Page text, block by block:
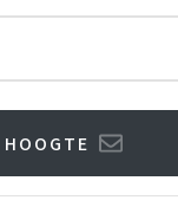
HOOGTE